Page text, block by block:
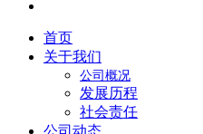
首页
关于我们
公司概况
发展历程
社会责任
公司动态